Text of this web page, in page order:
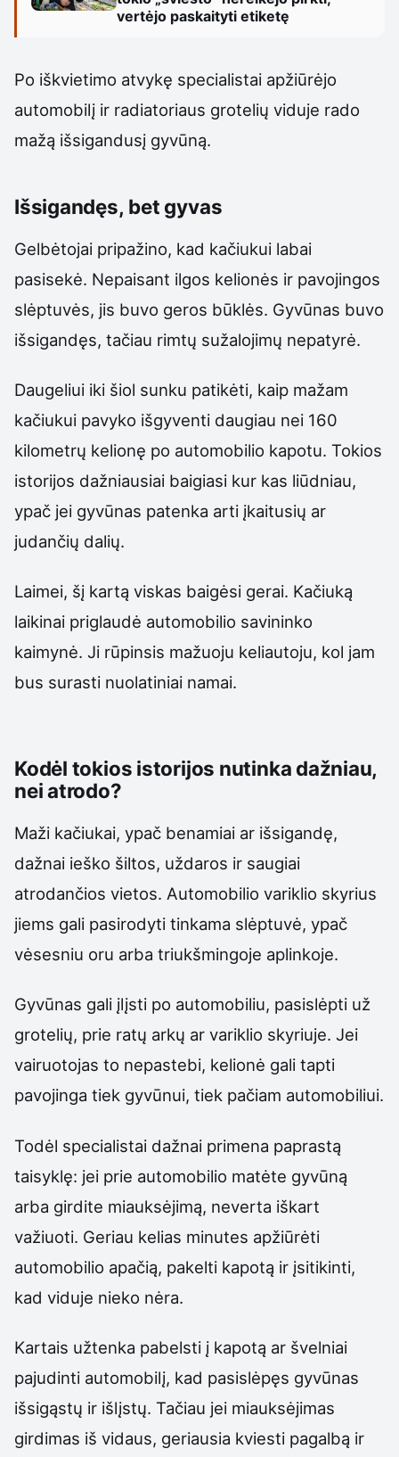
vertėjo paskaityti etiketę
Po iškvietimo atvykę specialistai apžiūrėjo
automobilį ir radiatoriaus grotelių viduje rado
mažą išsigandusį gyvūną.
Išsigandęs, bet gyvas
Gelbėtojai pripažino, kad kačiukui labai
pasisekė. Nepaisant ilgos kelionės ir pavojingos
slėptuvės, jis buvo geros būklės. Gyvūnas buvo
išsigandęs, tačiau rimtų sužalojimų nepatyrė.
Daugeliui iki šiol sunku patikėti, kaip mažam
kačiukui pavyko išgyventi daugiau nei 160
kilometrų kelionę po automobilio kapotu. Tokios
istorijos dažniausiai baigiasi kur kas liūdniau,
ypač jei gyvūnas patenka arti įkaitusių ar
judančių dalių.
Laimei, šį kartą viskas baigėsi gerai. Kačiuką
laikinai priglaudė automobilio savininko
kaimynė. Ji rūpinsis mažuoju keliautoju, kol jam
bus surasti nuolatiniai namai.
Kodėl tokios istorijos nutinka dažniau,
nei atrodo?
Maži kačiukai, ypač benamiai ar išsigandę,
dažnai ieško šiltos, uždaros ir saugiai
atrodančios vietos. Automobilio variklio skyrius
jiems gali pasirodyti tinkama slėptuvė, ypač
vėsesniu oru arba triukšmingoje aplinkoje.
Gyvūnas gali įlįsti po automobiliu, pasislėpti už
grotelių, prie ratų arkų ar variklio skyriuje. Jei
vairuotojas to nepastebi, kelionė gali tapti
pavojinga tiek gyvūnui, tiek pačiam automobiliui.
Todėl specialistai dažnai primena paprastą
taisyklę: jei prie automobilio matėte gyvūną
arba girdite miauksėjimą, neverta iškart
važiuoti. Geriau kelias minutes apžiūrėti
automobilio apačią, pakelti kapotą ir įsitikinti,
kad viduje nieko nėra.
Kartais užtenka pabelsti į kapotą ar švelniai
pajudinti automobilį, kad pasislėpęs gyvūnas
išsigąstų ir išlįstų. Tačiau jei miauksėjimas
girdimas iš vidaus, geriausia kviesti pagalbą ir